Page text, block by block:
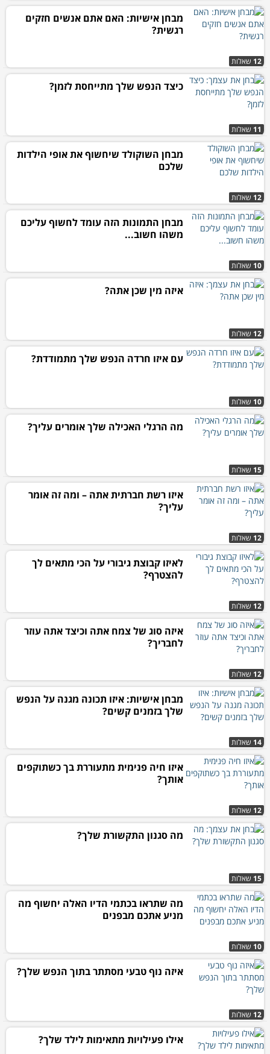
12 שאלות
מבחן אישיות: האם אתם אנשים חזקים
רגשית?
11 שאלות
כיצד הנפש שלך מתייחסת לזמן?
12 שאלות
מבחן השוקולד שיחשוף את אופי הילדות
שלכם
10 שאלות
מבחן התמונות הזה עומד לחשוף עליכם
משהו חשוב...
12 שאלות
איזה מין שכן אתה?
10 שאלות
עם איזו חרדה הנפש שלך מתמודדת?
15 שאלות
מה הרגלי האכילה שלך אומרים עליך?
12 שאלות
איזו רשת חברתית אתה – ומה זה אומר
עליך?
12 שאלות
לאיזו קבוצת גיבורי על הכי מתאים לך
להצטרף?
12 שאלות
איזה סוג של צמח אתה וכיצד אתה עוזר
לחבריך?
14 שאלות
מבחן אישיות: איזו תכונה מגנה על הנפש
שלך בזמנים קשים?
12 שאלות
איזו חיה פנימית מתעוררת בך כשתוקפים
אותך?
15 שאלות
מה סגנון התקשורת שלך?
10 שאלות
מה שתראו בכתמי הדיו האלה יחשוף מה
מניע אתכם מבפנים
12 שאלות
איזה נוף טבעי מסתתר בתוך הנפש שלך?
אילו פעילויות מתאימות לילד שלך?